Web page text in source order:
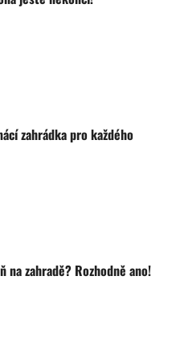
zahrádka pro každého
na zahradě? Rozhodně ano!